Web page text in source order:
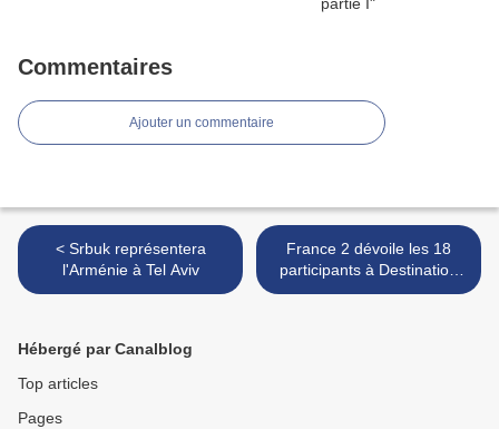
Commentaires
Ajouter un commentaire
< Srbuk représentera
l'Arménie à Tel Aviv
France 2 dévoile les 18
participants à Destination
EUrovision 2019 parmi
Hébergé par Canalblog
Top articles
Pages